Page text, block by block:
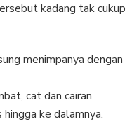
kadang tak cukup
menimpanya dengan
cat dan cairan
ke dalamnya.